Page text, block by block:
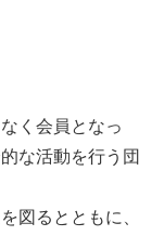
く会員となっ
な活動を行う団
図るとともに、